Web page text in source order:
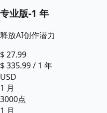
专业版-1 年
释放AI创作潜力
$27.99
$335.99/ 1 年
USD
1 月
3000点
1 月